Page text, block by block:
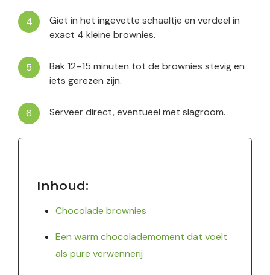
Giet in het ingevette schaaltje en verdeel in
exact 4 kleine brownies.
Bak 12–15 minuten tot de brownies stevig en
iets gerezen zijn.
Serveer direct, eventueel met slagroom.
Inhoud:
Chocolade brownies
Een warm chocolademoment dat voelt
als pure verwennerij